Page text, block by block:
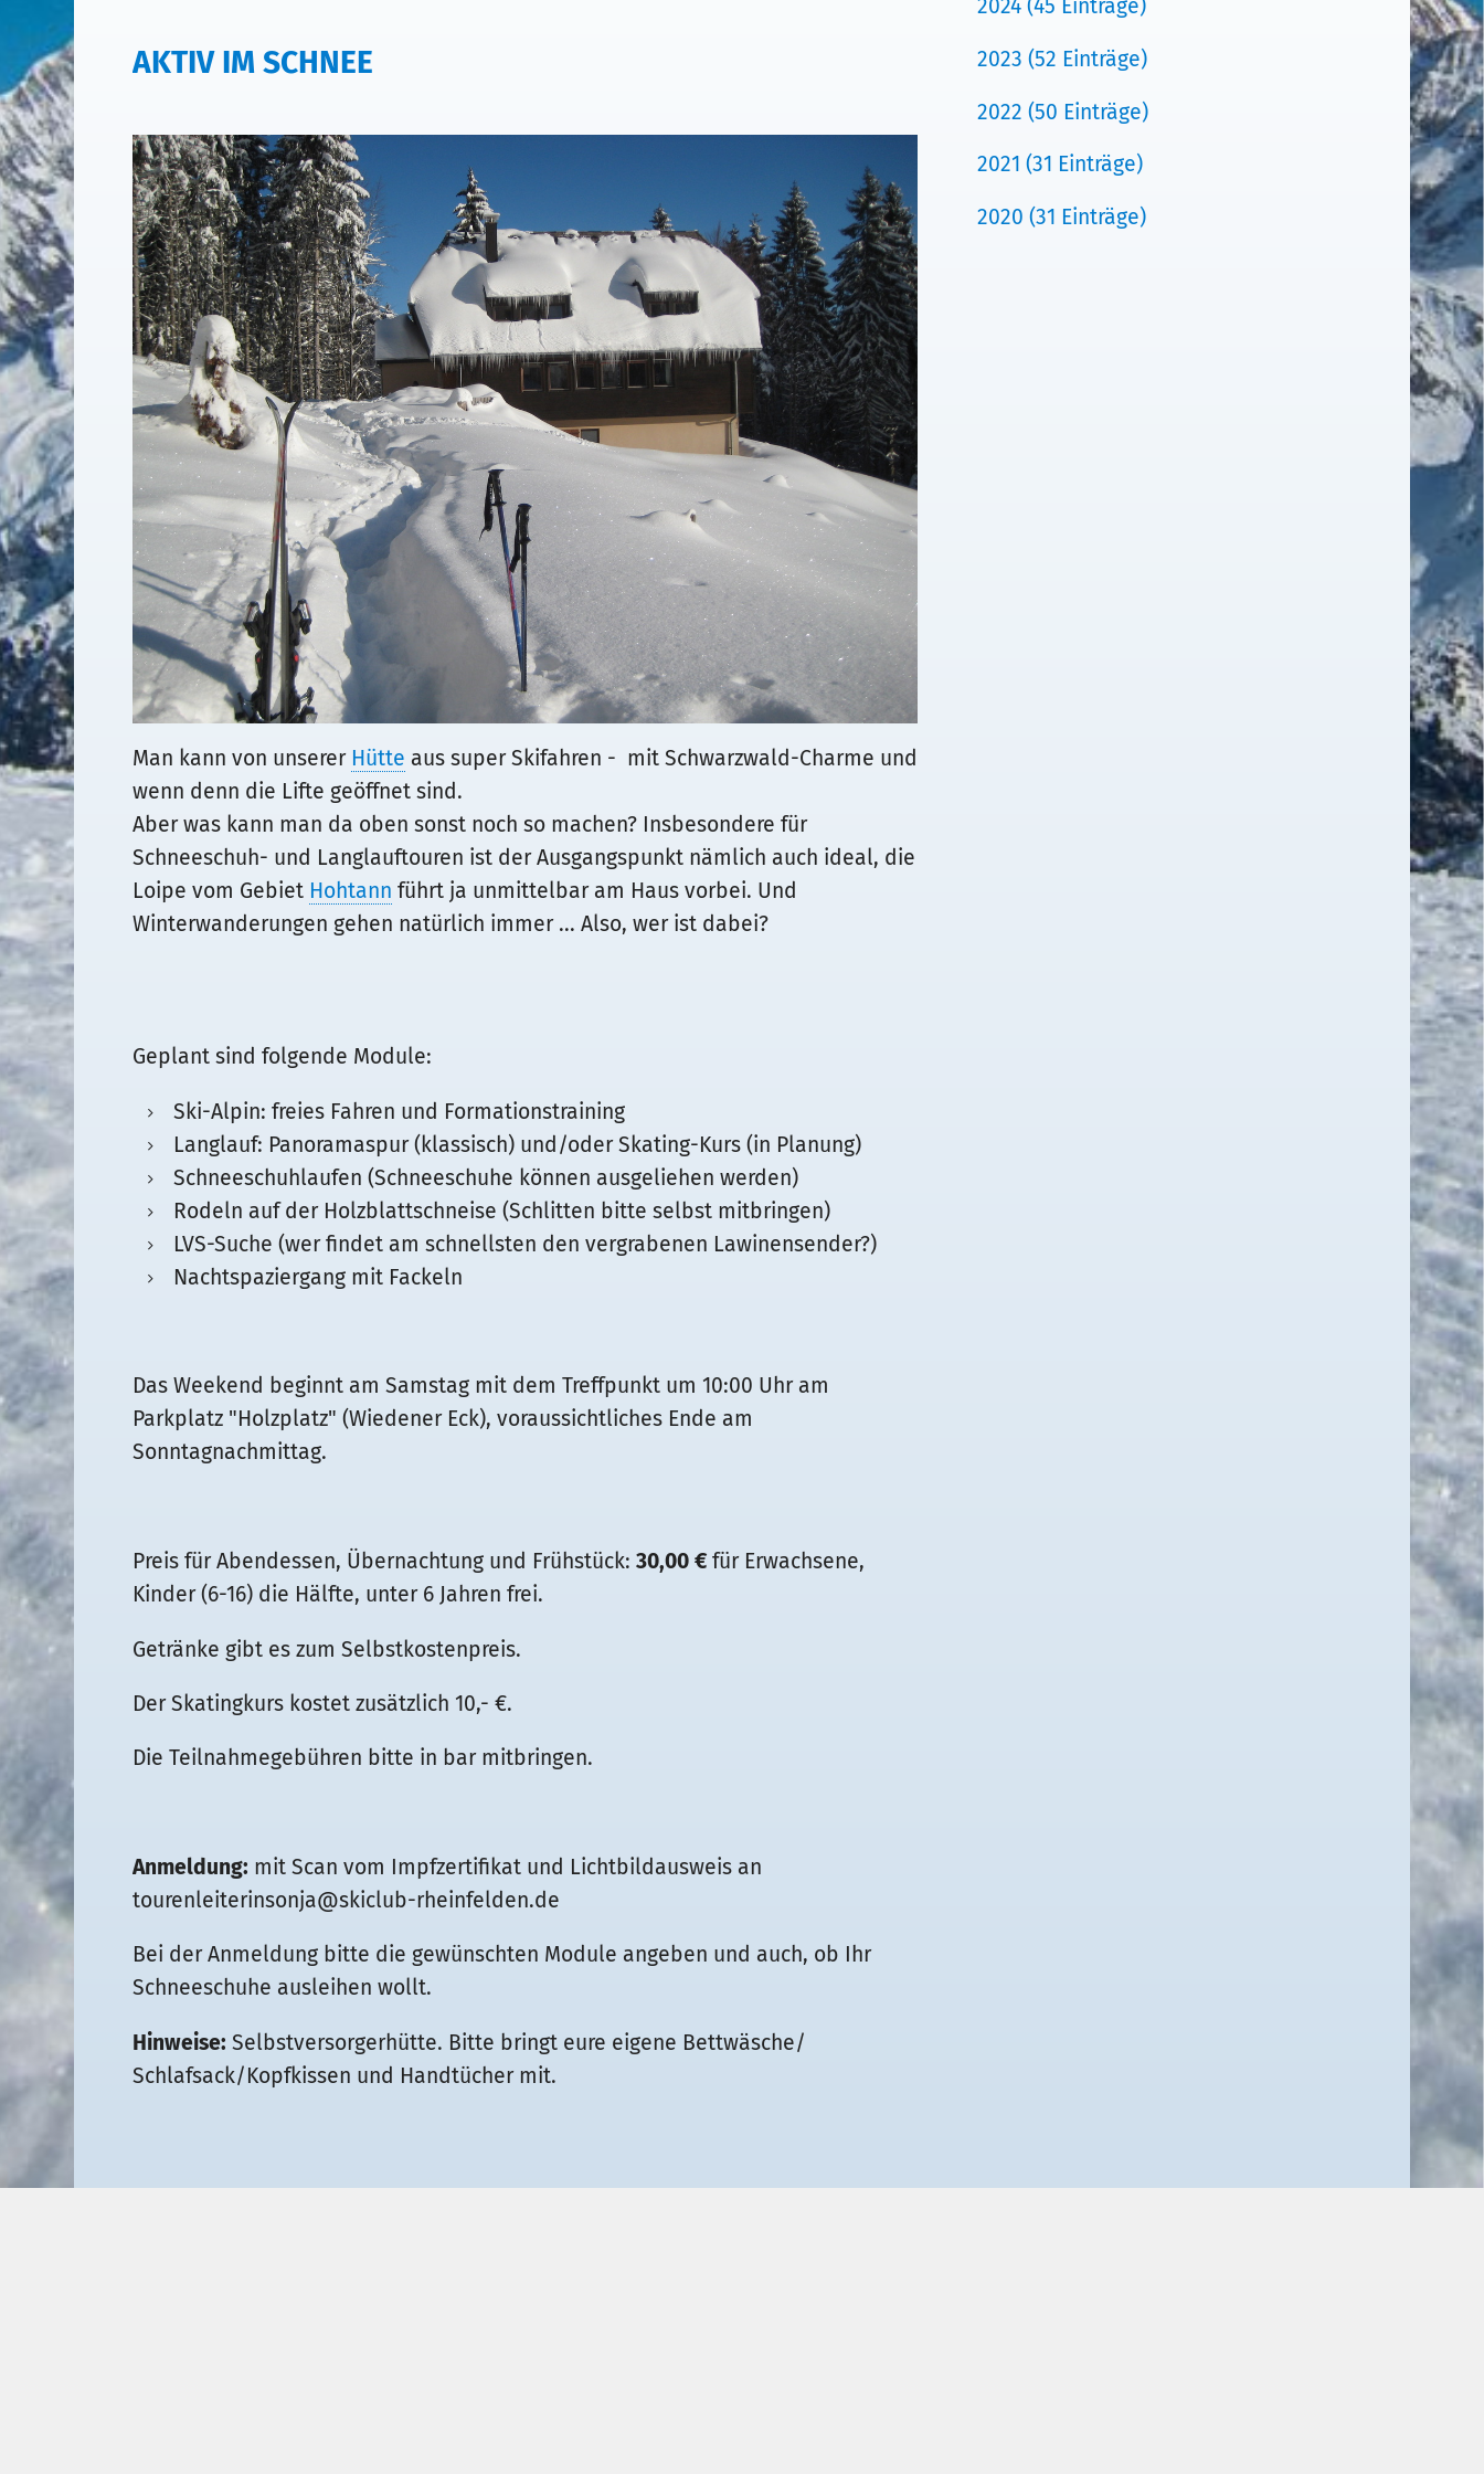
AKTIV IM SCHNEE
Man kann von unserer Hütte aus super Skifahren - mit Schwarzwald-Charme und
wenn denn die Lifte geöffnet sind.
Aber was kann man da oben sonst noch so machen? Insbesondere für
Schneeschuh- und Langlauftouren ist der Ausgangspunkt nämlich auch ideal, die
Loipe vom Gebiet Hohtann führt ja unmittelbar am Haus vorbei. Und
Winterwanderungen gehen natürlich immer ... Also, wer ist dabei?
Geplant sind folgende Module:
Ski-Alpin: freies Fahren und Formationstraining
Langlauf: Panoramaspur (klassisch) und/oder Skating-Kurs (in Planung)
Schneeschuhlaufen (Schneeschuhe können ausgeliehen werden)
Rodeln auf der Holzblattschneise (Schlitten bitte selbst mitbringen)
LVS-Suche (wer findet am schnellsten den vergrabenen Lawinensender?)
Nachtspaziergang mit Fackeln
Das Weekend beginnt am Samstag mit dem Treffpunkt um 10:00 Uhr am
Parkplatz "Holzplatz" (Wiedener Eck), voraussichtliches Ende am
Sonntagnachmittag.
Preis für Abendessen, Übernachtung und Frühstück: 30,00 €für Erwachsene,
Kinder (6-16) die Hälfte, unter 6 Jahren frei.
Getränke gibt es zum Selbstkostenpreis.
Der Skatingkurs kostet zusätzlich 10,- €.
Die Teilnahmegebühren bitte in bar mitbringen.
Anmeldung: mit Scan vom Impfzertifikat und Lichtbildausweis an
tourenleiterinsonja@skiclub-rheinfelden.de
Bei der Anmeldung bitte die gewünschten Module angeben und auch, ob Ihr
Schneeschuhe ausleihen wollt.
Hinweise: Selbstversorgerhütte. Bitte bringt eure eigene Bettwäsche/
Schlafsack/Kopfkissen und Handtücher mit.
2024 (45 Einträge)
2023 (52 Einträge)
2022 (50 Einträge)
2021 (31 Einträge)
2020 (31 Einträge)